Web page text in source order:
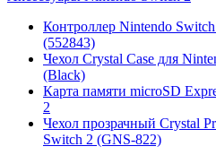
Контроллер Nintendo
(552843)
Чехол Сrystal Сase для
(Black)
Карта памяти microSD
2
Чехол прозрачный Crystal
Switch 2 (GNS-822)